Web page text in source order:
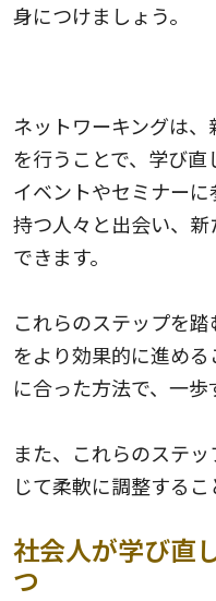
身につけましょう。
ネットワーキングは
を行うことで、学び直
イベントやセミナー
持つ人々と出会い、
できます。
これらのステップを
をより効果的に進め
に合った方法で、一歩
また、これらのステ
じて柔軟に調整するこ
社会人が学び直
つ